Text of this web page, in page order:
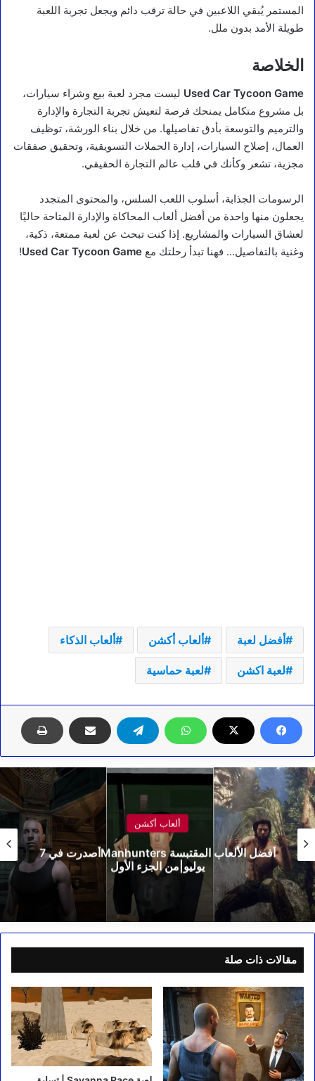
المستمر يُبقي اللاعبين في حالة ترقب دائم ويجعل تجربة اللعبة
طويلة الأمد بدون ملل.
الخلاصة
Used Car Tycoon Game ليست مجرد لعبة بيع وشراء سيارات،
بل مشروع متكامل يمنحك فرصة لتعيش تجربة التجارة والإدارة
والترميم والتوسعة بأدق تفاصيلها. من خلال بناء الورشة، توظيف
العمال، إصلاح السيارات، إدارة الحملات التسويقية، وتحقيق صفقات
مجزية، تشعر وكأنك في قلب عالم التجارة الحقيقي.
الرسومات الجذابة، أسلوب اللعب السلس، والمحتوى المتجدد
يجعلون منها واحدة من أفضل ألعاب المحاكاة والإدارة المتاحة حاليًا
لعشاق السيارات والمشاريع. إذا كنت تبحث عن لعبة ممتعة، ذكية،
وغنية بالتفاصيل… فهنا تبدأ رحلتك مع Used Car Tycoon Game
!
أفضل لعبة ألعاب أكشن ألعاب الذكاء
لعبة اكشن لعبة حماسية
ألعاب أكشن
Split Fiction| أفضل تجربة في هذه اللعبة في2025
مقالات ذات صلة